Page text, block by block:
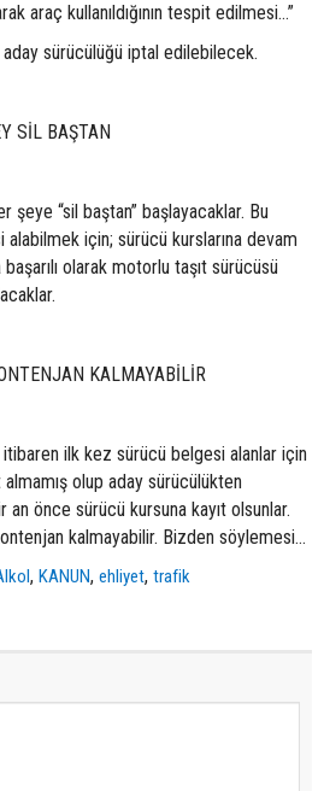
araç kullanıldığının tespit edilmesi…”
aday sürücülüğü iptal edilebilecek.
SİL BAŞTAN
şeye “sil baştan” başlayacaklar. Bu
için; sürücü kurslarına devam
olarak motorlu taşıt sürücüsü
KALMAYABİLİR
itibaren ilk kez sürücü belgesi alanlar için
olup aday sürücülükten
önce sürücü kursuna kayıt olsunlar.
kalmayabilir. Bizden söylemesi…
,KANUN,ehliyet,trafik